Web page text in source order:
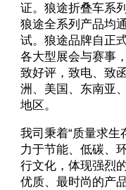
证。狼途折叠车系
狼途全系列产品均
试。狼途品牌自正
各大型展会与赛事
致好评，致电、致
洲、美国、东南亚
地区。
我司秉着“质量求生
力于节能、低碳、
行文化，体现强烈
优质、最时尚的产